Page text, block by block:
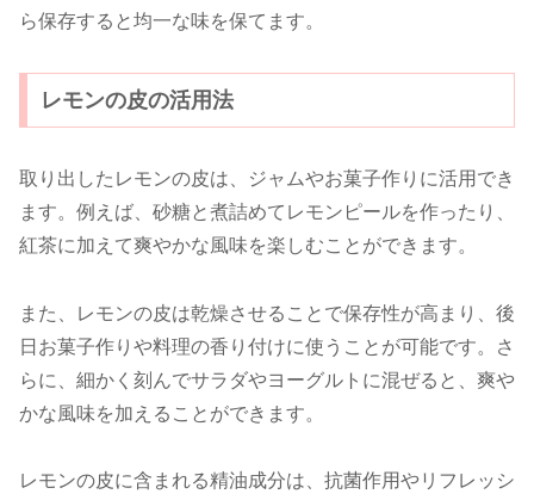
ら保存すると均一な味を保てます。
レモンの皮の活用法
取り出したレモンの皮は、ジャムやお菓子作りに活用でき
ます。例えば、砂糖と煮詰めてレモンピールを作ったり、
紅茶に加えて爽やかな風味を楽しむことができます。
また、レモンの皮は乾燥させることで保存性が高まり、後
日お菓子作りや料理の香り付けに使うことが可能です。さ
らに、細かく刻んでサラダやヨーグルトに混ぜると、爽や
かな風味を加えることができます。
レモンの皮に含まれる精油成分は、抗菌作用やリフレッシ